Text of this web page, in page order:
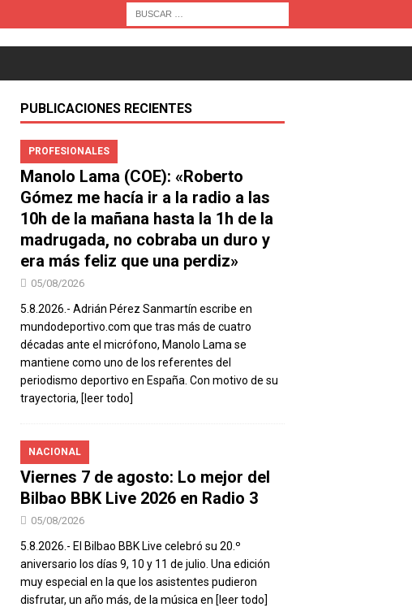
PUBLICACIONES RECIENTES
PROFESIONALES
Manolo Lama (COE): «Roberto
Gómez me hacía ir a la radio a las
10h de la mañana hasta la 1h de la
madrugada, no cobraba un duro y
era más feliz que una perdiz»
05/08/2026
5.8.2026.- Adrián Pérez Sanmartín escribe en
mundodeportivo.com que tras más de cuatro
décadas ante el micrófono, Manolo Lama se
mantiene como uno de los referentes del
periodismo deportivo en España. Con motivo de su
trayectoria, [leer todo]
NACIONAL
Viernes 7 de agosto: Lo mejor del
Bilbao BBK Live 2026 en Radio 3
05/08/2026
5.8.2026.- El Bilbao BBK Live celebró su 20.º
aniversario los días 9, 10 y 11 de julio. Una edición
muy especial en la que los asistentes pudieron
disfrutar, un año más, de la música en [leer todo]